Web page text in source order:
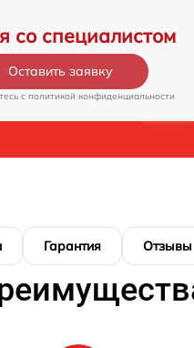
со специалистом
Оставить заявку
c политикой конфиденциальности
Гарантия Отзывы